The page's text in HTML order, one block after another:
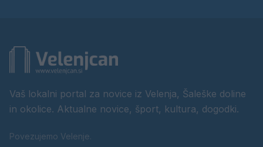
Vaš lokalni portal za novice iz Velenja, Šaleške doline
in okolice. Aktualne novice, šport, kultura, dogodki.
Povezujemo Velenje.